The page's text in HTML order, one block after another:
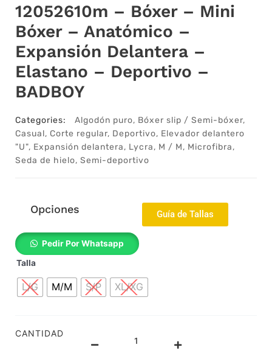
12052610m – Bóxer – Mini
Bóxer – Anatómico –
Expansión Delantera –
Elastano – Deportivo –
BADBOY
Categories: Algodón puro, Bóxer slip / Semi-bóxer,
Casual, Corte regular, Deportivo, Elevador delantero
"U", Expansión delantera, Lycra, M / M, Microfibra,
Seda de hielo, Semi-deportivo
Opciones Guía de Tallas
Pedir Por Whatsapp
Talla
L/G M/M S/P XL/XG
CANTIDAD
12052610m
-
Mini